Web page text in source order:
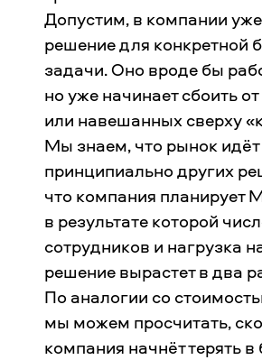
Допустим, в компании уже
решение для конкретной
задачи. Оно вроде бы
но уже начинает сбоить
или навешанных сверху
Мы знаем, что рынок идёт
принципиально других
что компания планирует
в результате которой
сотрудников и нагрузка
решение вырастет в два
По аналогии со
мы можем просчитать,
компания начнёт терять